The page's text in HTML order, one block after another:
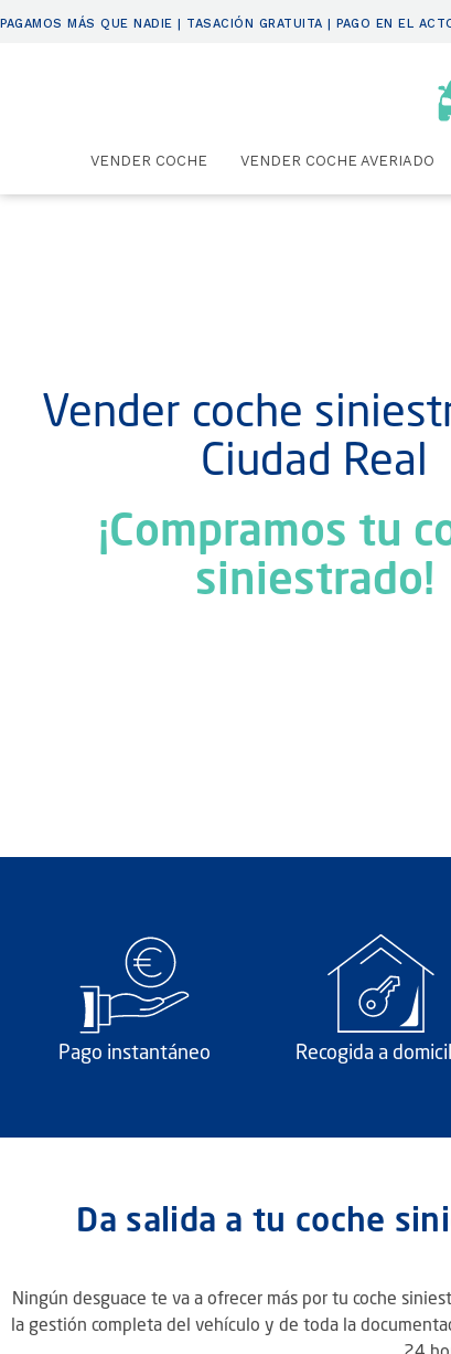
PAGAMOS MÁS QUE NADIE | TASACIÓN GRATUITA | PAGO EN EL
VENDER COCHE VENDER COCHE AVERIADO
Vender coche
Ciudad Real
¡Compramos tu
siniestrado!
Pago instantáneo Recogida a
Da salida a tu coche
Ningún desguace te va a ofrecer más por tu coche
la gestión completa del vehículo y de toda la